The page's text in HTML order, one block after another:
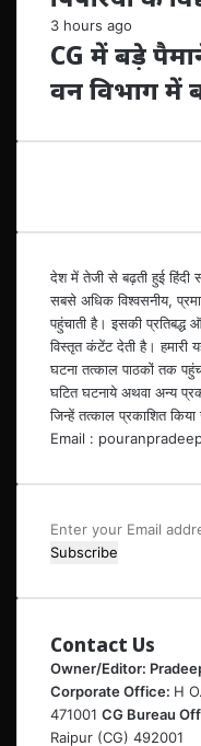
3 hours ago
CG में बड़े
वन विभाग में
देश में तेजी से बढ़ती हुई हिंदी
सबसे अधिक विश्वसनीय,
पहुंचाती है। इसकी प्रतिबद्ध
विस्तृत कंटेंट देती है। हमारी
घटना तत्काल पाठकों तक
घटित घटनाये अथवा अन्य
जिन्हें तत्काल प्रकाशित किया
Email :
Enter
your
address
Contact Us
Owner/Editor:
Corporate Office: H
471001 CG Bureau
Raipur (CG) 492001